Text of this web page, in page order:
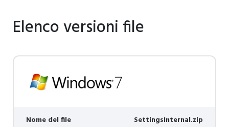
Elenco versioni file
Nome del file SettingsInternal.zip